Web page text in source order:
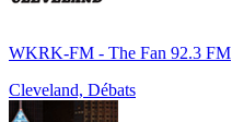
WKRK-FM - The Fan 92.3 FM
Cleveland, Débats